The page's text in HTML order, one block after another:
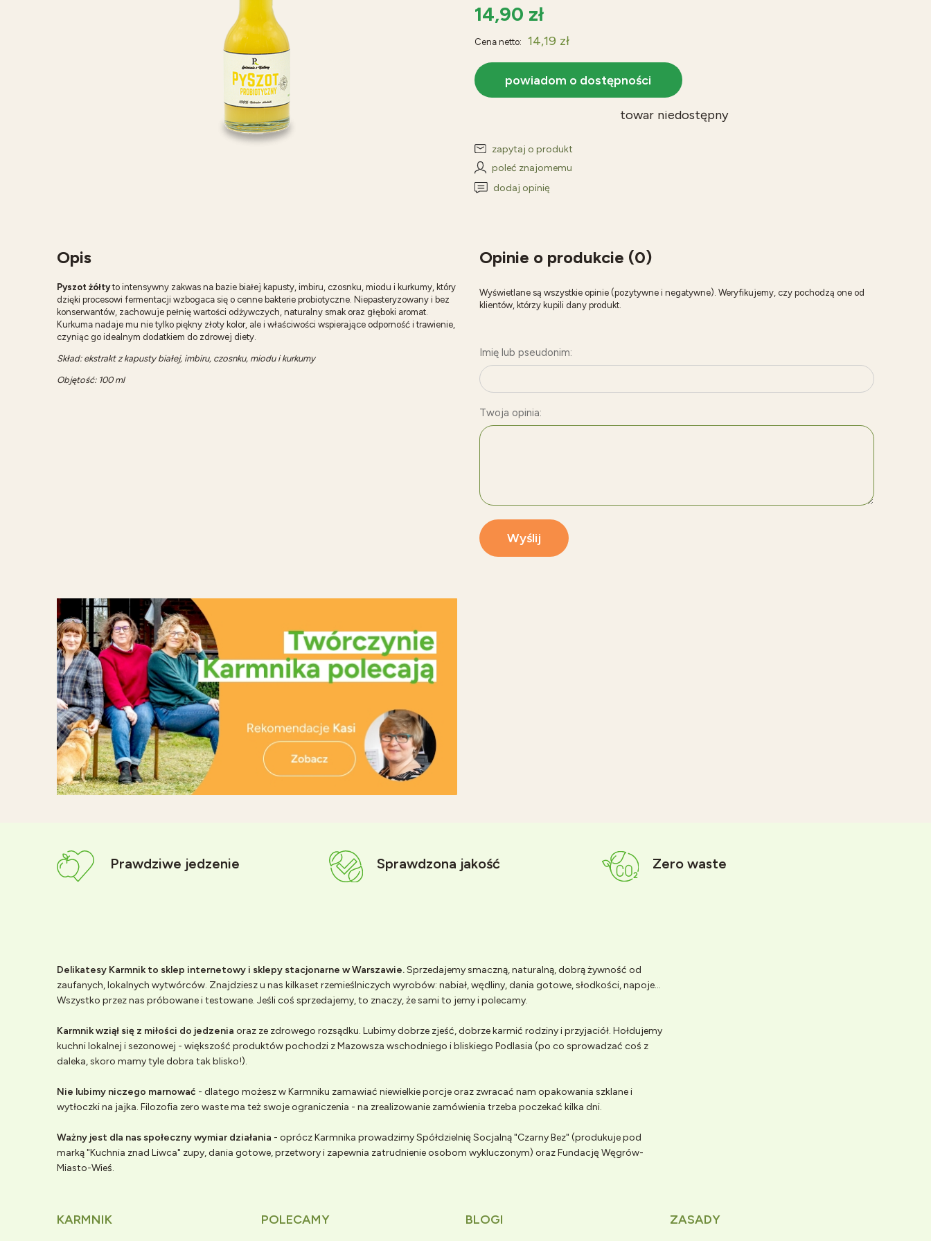
14,90 zł
Cena netto: 14,19 zł
powiadom o dostępności
towar niedostępny
zapytaj o produkt
poleć znajomemu
dodaj opinię
Opis
Pyszot żółtyto intensywny zakwas na bazie białej kapusty, imbiru, czosnku, miodu i kurkumy, który
dzięki procesowi fermentacji wzbogaca się o cenne bakterie probiotyczne. Niepasteryzowany i bez
konserwantów, zachowuje pełnię wartości odżywczych, naturalny smak oraz głęboki aromat.
Kurkuma nadaje mu nie tylko piękny złoty kolor, ale i właściwości wspierające odporność i trawienie,
czyniąc go idealnym dodatkiem do zdrowej diety.
Skład: ekstrakt z kapusty białej, imbiru, czosnku, miodu i kurkumy
Objętość: 100 ml
Opinie o produkcie (0)
Wyświetlane są wszystkie opinie (pozytywne i negatywne). Weryfikujemy, czy pochodzą one od
klientów, którzy kupili dany produkt.
Imię lub pseudonim:
Twoja opinia:
Wyślij
Prawdziwe jedzenie Sprawdzona jakość Zero waste
KARMNIK POLECAMY BLOGI ZASADY
Delikatesy Karmnik to sklep internetowy i sklepy stacjonarne w Warszawie.Sprzedajemy smaczną, naturalną, dobrą żywność od
zaufanych, lokalnych wytwórców. Znajdziesz u nas kilkaset rzemieślniczych wyrobów: nabiał, wędliny, dania gotowe, słodkości, napoje...
Wszystko przez nas próbowane i testowane. Jeśli coś sprzedajemy, to znaczy, że sami to jemy i polecamy.
Karmnik wziął się z miłości do jedzenia oraz ze zdrowego rozsądku. Lubimy dobrze zjeść, dobrze karmić rodziny i przyjaciół. Hołdujemy
kuchni lokalnej i sezonowej - większość produktów pochodzi z Mazowsza wschodniego i bliskiego Podlasia (po co sprowadzać coś z
daleka, skoro mamy tyle dobra tak blisko!).
Nie lubimy niczego marnować - dlatego możesz w Karmniku zamawiać niewielkie porcje oraz zwracać nam opakowania szklane i
wytłoczki na jajka. Filozofia zero waste ma też swoje ograniczenia - na zrealizowanie zamówienia trzeba poczekać kilka dni.
Ważny jest dla nas społeczny wymiar działania - oprócz Karmnika prowadzimy Spółdzielnię Socjalną "Czarny Bez" (produkuje pod
marką "Kuchnia znad Liwca" zupy, dania gotowe, przetwory i zapewnia zatrudnienie osobom wykluczonym) oraz Fundację Węgrów-
Miasto-Wieś.